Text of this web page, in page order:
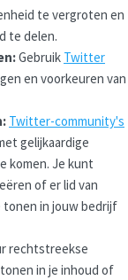
te vergroten en
te delen.
Gebruik Twitter
en voorkeuren van
Twitter-community's
gelijkaardige
komen. Je kunt
of er lid van
tonen in jouw bedrijf
rechtstreekse
in je inhoud of